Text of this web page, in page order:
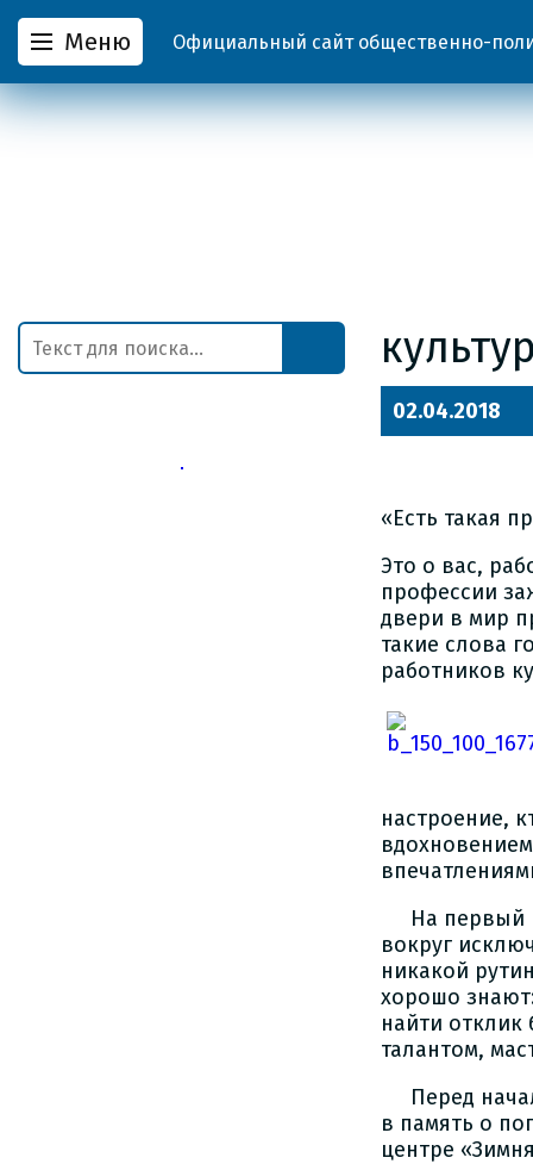
Меню Официальный сайт общественно-
02.04.2018
«Есть такая
Это о вас,
профессии
двери в мир
такие слова
работников
настроение,
На первый
вокруг
никакой
хорошо
найти
талантом,
Перед
в память о
центре